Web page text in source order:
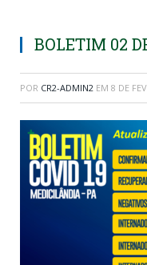
BOLETIM 02
POR CR2-ADMIN2 EM 8 DE